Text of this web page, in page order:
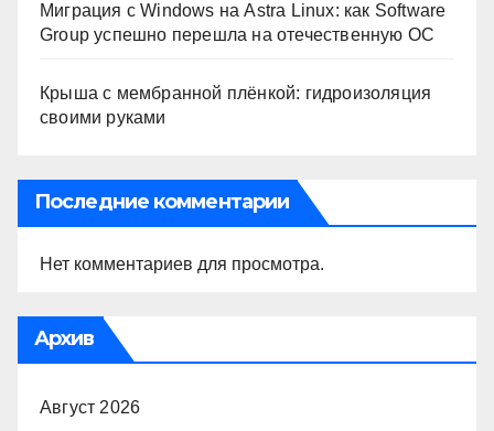
Миграция с Windows на Astra Linux: как Software
Group успешно перешла на отечественную ОС
Крыша с мембранной плёнкой: гидроизоляция
своими руками
Последние комментарии
Нет комментариев для просмотра.
Архив
Август 2026